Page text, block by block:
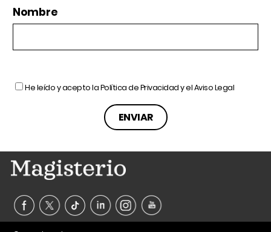
Nombre
He leído y acepto laPolítica de Privacidady elAviso Legal